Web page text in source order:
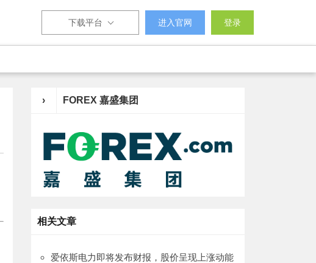
下载平台 进入官网 登录
› FOREX 嘉盛集团
相关文章
爱依斯电力即将发布财报，股价呈现上涨动能